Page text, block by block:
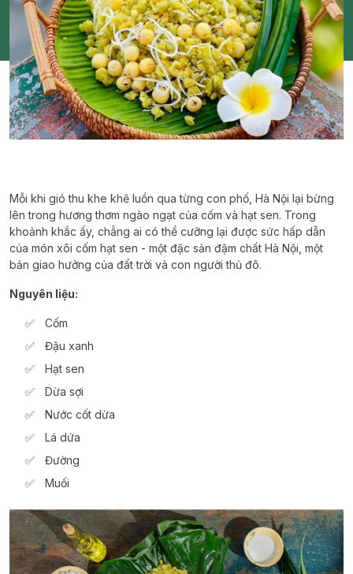
Mỗi khi gió thu khe khẽ luồn qua từng con phố, Hà Nội lại bừng
lên trong hương thơm ngào ngạt của cốm và hạt sen. Trong
khoảnh khắc ấy, chẳng ai có thể cưỡng lại được sức hấp dẫn
của món xôi cốm hạt sen - một đặc sản đậm chất Hà Nội, một
bản giao hưởng của đất trời và con người thủ đô.
Nguyên liệu:
Cốm
Đậu xanh
Hạt sen
Dừa sợi
Nước cốt dừa
Lá dứa
Đường
Muối